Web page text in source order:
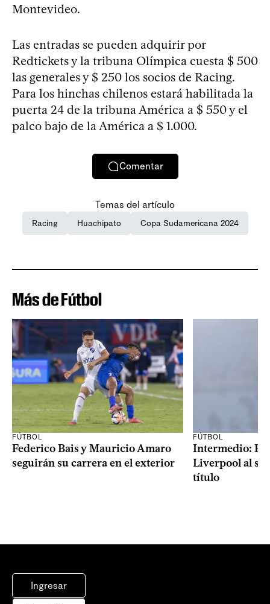
Montevideo.
Las entradas se pueden adquirir por
Redtickets y la tribuna Olímpica cuesta $ 500
las generales y $ 250 los socios de Racing.
Para los hinchas chilenos estará habilitada la
puerta 24 de la tribuna América a $ 550 y el
palco bajo de la América a $ 1.000.
Comentar
Temas del artículo
Racing Huachipato Copa Sudamericana 2024
Más de Fútbol
FÚTBOL
Federico Bais y Mauricio Amaro
seguirán su carrera en el exterior
FÚTBOL
Intermedio:
Liverpool al
título
Ingresar